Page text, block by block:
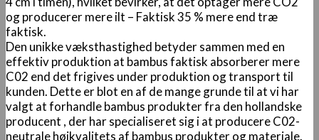
og producerer mere ilt – Faktisk 35 % mere end træ
faktisk.
Den unikke væksthastighed betyder sammen med en
effektiv produktion at bambus faktisk absorberer mere
C02 end det frigives under produktion og transport til
kunden. Dette er blot en af de mange grunde til at vi har
valgt at forhandle bambus produkter fra den hollandske
producent , der har specialiseret sig i at producere C02-
neutrale højkvalitets af bambus produkter og materiale.